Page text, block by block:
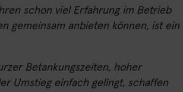
schon viel Erfahrung im Betrieb
gemeinsam anbieten können, ist ein
Betankungszeiten, hoher
Umstieg einfach gelingt, schaffen